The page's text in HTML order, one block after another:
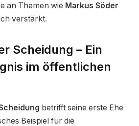
an Themen wie Markus Söder
verstärkt.
Scheidung – Ein
im öffentlichen
betrifft seine erste Ehe
Beispiel für die